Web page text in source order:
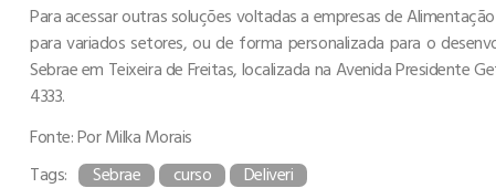
Para acessar outras soluções voltadas a empresas de
para variados setores, ou de forma personalizada para o
Sebrae em Teixeira de Freitas, localizada na Avenida Presidente
4333.
Fonte: Por Milka Morais
Tags:
Sebrae curso Deliveri